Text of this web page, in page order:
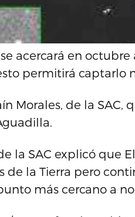
acercará en
permitirá captarlo
Morales, de la
la SAC explicó que
la Tierra pero
más cercano a